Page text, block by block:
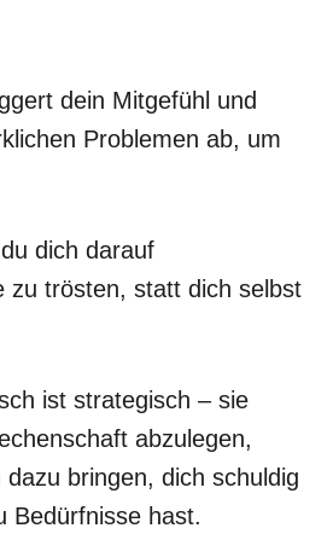
dein Mitgefühl und
Problemen ab, um
dich darauf
zu trösten, statt dich selbst
ist strategisch – sie
abzulegen,
bringen, dich schuldig
Bedürfnisse hast.